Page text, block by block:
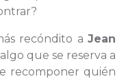
recóndito a Jean
que se reserva a
recomponer quién